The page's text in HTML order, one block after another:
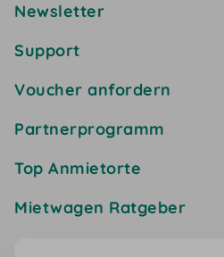
Newsletter
Support
Voucher anfordern
Partnerprogramm
Top Anmietorte
Mietwagen Ratgeber